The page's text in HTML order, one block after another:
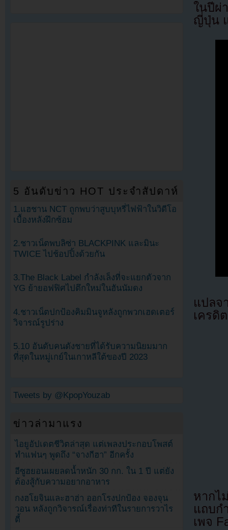
ในปีผ่
ญี่ปุ่น
แปล
เครดิ
หากไ
แถบก
เพจ
5 อันดับข่าว HOT ประจำสัปดาห์
1.แฮชาน NCT ถูกพบว่าสูบบุหรี่ไฟฟ้าในวิดีโอ
เบื้องหลังฝึกซ้อม
2.ชาวเน็ตพบลิซ่า BLACKPINK และมินะ
TWICE ไปช้อปปิ้งด้วยกัน
3.The Black Label กำลังเล็งที่จะแยกตัวจาก
YG ย้ายอฟฟิศไปตึกใหม่ในฮันนัมดง
4.ชาวเน็ตปกป้องคิมมินจูหลังถูกพวกเฮดเตอร์
วิจารณ์รูปร่าง
5.10 อันดับคนดังชายที่ได้รับความนิยมมาก
ที่สุดในหมู่เกย์ในเกาหลีใต้ของปี 2023
Tweets by @KpopYouzab
ข่าวล่ามาแรง
ไอยูอัปเดตชีวิตล่าสุด แต่เพลงประกอบโพสต์
ทำแฟนๆ พูดถึง “จางกีฮา” อีกครั้ง
อีซูฮยอนเผยลดน้ำหนัก 30 กก. ใน 1 ปี แต่ยัง
ต้องสู้กับความอยากอาหาร
กงฮโยจินและฮาฮ่า ออกโรงปกป้อง จองจุน
วอน หลังถูกวิจารณ์เรื่องท่าทีในรายการวาไร
ตี้